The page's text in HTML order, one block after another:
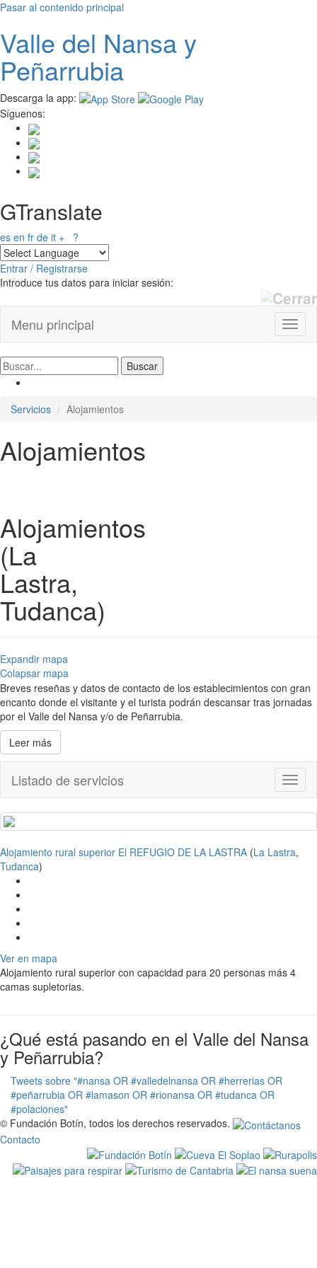
Pasar al contenido principal
Valle del Nansay
Peñarrubia
Descarga la app:
Síguenos:
GTranslate
es en fr de it + ?
Entrar / Registrarse
Introduce tus datos para iniciar sesión:
Menu principal
Servicios Alojamientos
Alojamientos
Alojamientos
(La
Lastra,
Tudanca)
Expandir mapa
Colapsar mapa
Breves reseñas y datos de contacto de los establecimientos con gran
encanto donde el visitante y el turista podrán descansar tras jornadas
por el Valle del Nansa y/o de Peñarrubia.
Leer más
Listado de servicios
Alojamiento rural superior El REFUGIO DE LA LASTRA (La Lastra,
Tudanca)
Ver en mapa
Alojamiento rural superior con capacidad para 20 personas más 4
camas supletorias.
¿Qué está pasando en el Valle del Nansa
y Peñarrubia?
Tweets sobre "#nansa OR #valledelnansa OR #herrerias OR
#peñarrubia OR #lamason OR #rionansa OR #tudanca OR
#polaciones"
© Fundación Botín, todos los derechos reservados.
Contacto